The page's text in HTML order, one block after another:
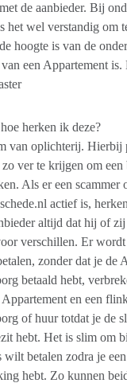
de aanbieder. Bij
het wel verstandig om
hoogte is van de
een Appartement
herken ik deze?
van oplichterij. Hierbij
ver te krijgen om een
Als er een scammer
actief is,
altijd dat hij of
verschillen. Er
zonder dat je de
betaald hebt,
en een
of huur totdat je de
hebt. Het is slim om
wilt betalen zodra je
hebt. Zo kunnen